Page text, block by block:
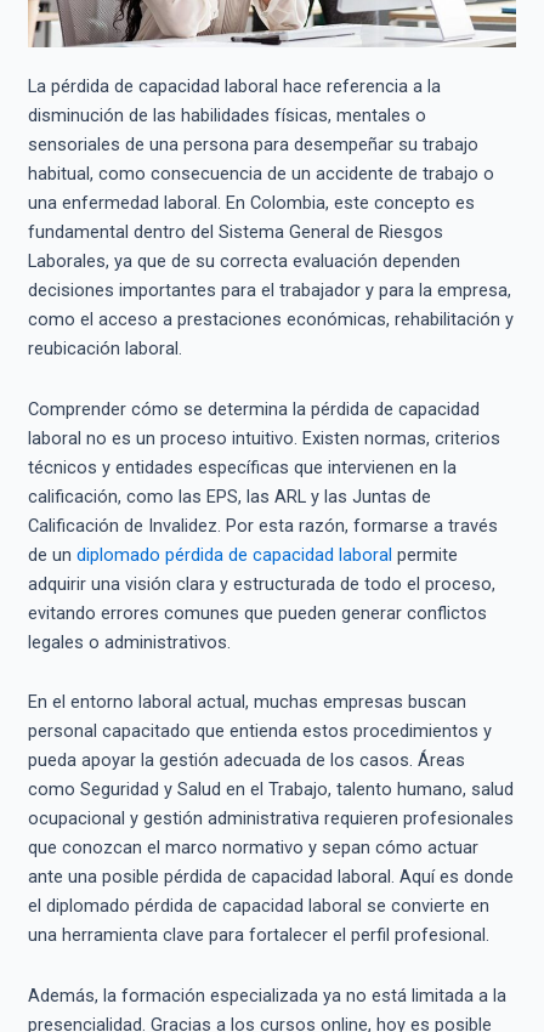
La pérdida de capacidad laboral hace referencia a la
disminución de las habilidades físicas, mentales o
sensoriales de una persona para desempeñar su trabajo
habitual, como consecuencia de un accidente de trabajo o
una enfermedad laboral. En Colombia, este concepto es
fundamental dentro del Sistema General de Riesgos
Laborales, ya que de su correcta evaluación dependen
decisiones importantes para el trabajador y para la empresa,
como el acceso a prestaciones económicas, rehabilitación y
reubicación laboral.
Comprender cómo se determina la pérdida de capacidad
laboral no es un proceso intuitivo. Existen normas, criterios
técnicos y entidades específicas que intervienen en la
calificación, como las EPS, las ARL y las Juntas de
Calificación de Invalidez. Por esta razón, formarse a través
de un diplomado pérdida de capacidad laboral permite
adquirir una visión clara y estructurada de todo el proceso,
evitando errores comunes que pueden generar conflictos
legales o administrativos.
En el entorno laboral actual, muchas empresas buscan
personal capacitado que entienda estos procedimientos y
pueda apoyar la gestión adecuada de los casos. Áreas
como Seguridad y Salud en el Trabajo, talento humano, salud
ocupacional y gestión administrativa requieren profesionales
que conozcan el marco normativo y sepan cómo actuar
ante una posible pérdida de capacidad laboral. Aquí es donde
el diplomado pérdida de capacidad laboral se convierte en
una herramienta clave para fortalecer el perfil profesional.
Además, la formación especializada ya no está limitada a la
presencialidad. Gracias a los cursos online, hoy es posible